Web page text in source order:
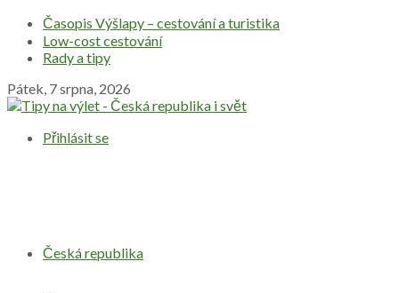
Časopis Výšlapy – cestování a turistika
Low-cost cestování
Rady a tipy
Pátek, 7 srpna, 2026
Přihlásit se
Česká republika